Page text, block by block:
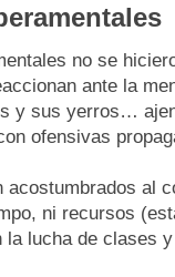
no se
ante la
y sus yerros…
ofensivas
acostumbrados al
ni recursos
lucha de clases